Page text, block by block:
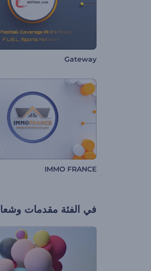
Gateway
IMMO FRANCE
في الفئة مقدمات